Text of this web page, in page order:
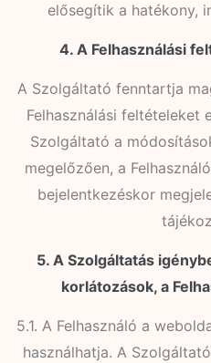
elősegítik a hatékony,
4. A Felhasználási
A Szolgáltató fenntartja
Felhasználási feltételeket
Szolgáltató a
megelőzően, a
bejelentkezéskor
5. A Szolgáltatás
korlátozások, a
5.1. A Felhasználó a
használhatja. A